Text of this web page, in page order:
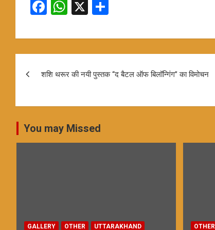
F
ce
b
o
k
W
at
s
A
p
X
ar
e
शशि थरूर की नयी पुस्तक ‘‘द बैटल ऑफ बिलॉन्गिंग’’ का विमोचन
You may Missed
GALLERY OTHER UTTARAKHAND OTHER